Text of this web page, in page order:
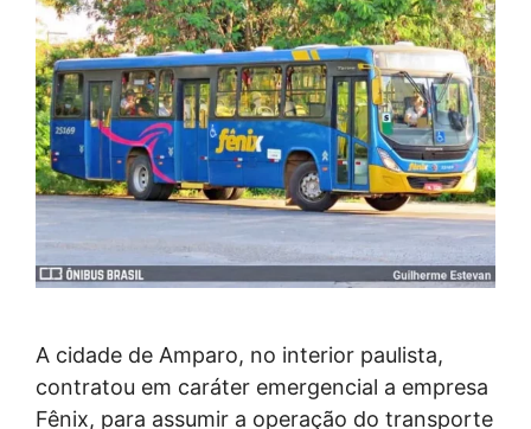
A cidade de Amparo, no interior paulista,
contratou em caráter emergencial a empresa
Fênix, para assumir a operação do transporte